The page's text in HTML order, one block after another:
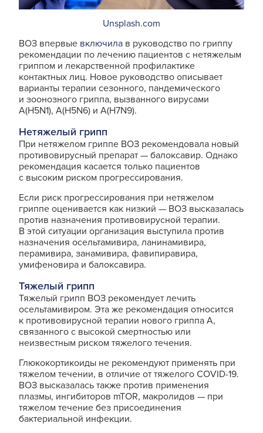
Unsplash.com
ВОЗ впервые включила в руководство по гриппу
рекомендации по лечению пациентов с нетяжелым
гриппом и лекарственной профилактике
контактных лиц. Новое руководство описывает
варианты терапии сезонного, пандемического
и зоонозного гриппа, вызванного вирусами
A(H5N1), A(H5N6) и A(H7N9).
Нетяжелый грипп
При нетяжелом гриппе ВОЗ рекомендовала новый
противовирусный препарат — балоксавир. Однако
рекомендация касается только пациентов
с высоким риском прогрессирования.
Если риск прогрессирования при нетяжелом
гриппе оценивается как низкий — ВОЗ высказалась
против назначения противовирусной терапии.
В этой ситуации организация выступила против
назначения осельтамивира, ланинамивира,
перамивира, занамивира, фавипиравира,
умифеновира и балоксавира.
Тяжелый грипп
Тяжелый грипп ВОЗ рекомендует лечить
осельтамивиром. Эта же рекомендация относится
к противовирусной терапии нового гриппа А,
связанного с высокой смертностью или
неизвестным риском тяжелого течения.
Глюкокортикоиды не рекомендуют применять при
тяжелом течении, в отличие от тяжелого COVID-19.
ВОЗ высказалась также против применения
плазмы, ингибиторов mTOR, макролидов — при
тяжелом течение без присоединения
бактериальной инфекции.